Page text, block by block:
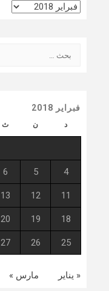
الأرشيف
فبراير 2018
د ن ث
4
5
6
11
12
13
18
19
20
25
26
27
« يناير مارس »